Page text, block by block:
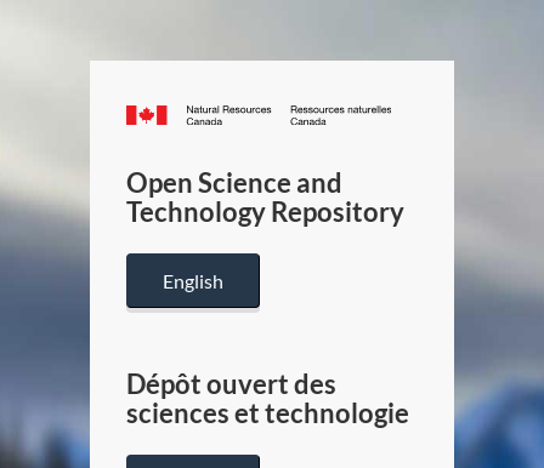
Canada.ca
/
Canada
Open Science and
Technology Repository
English
Dépôt ouvert des
sciences et technologie